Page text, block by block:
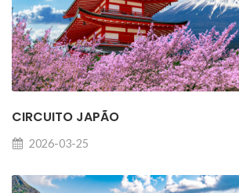
CIRCUITO JAPÃO
2026-03-25